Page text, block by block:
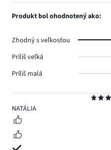
5
NATÁLIA
Produkt bol ohodnotený ako:
Zhodný s veľkosťou
Príliš veľká
Príliš malá